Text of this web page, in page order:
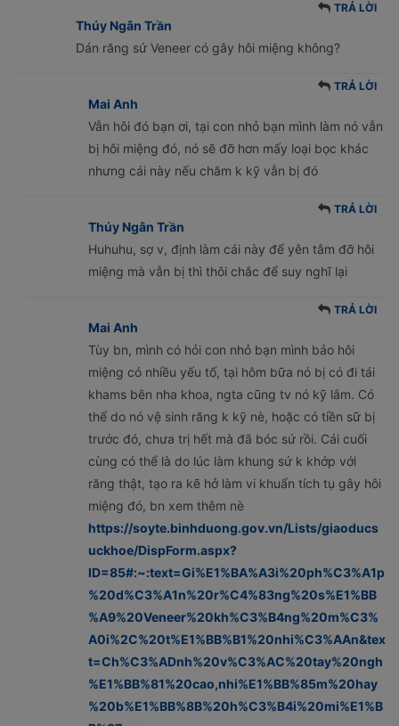
Thúy Ngân Trần
TRẢ LỜI
Dán răng sứ Veneer có gây hôi miệng không?
Mai Anh
TRẢ LỜI
Vẫn hôi đó bạn ơi, tại con nhỏ bạn mình làm nó vẫn
bị hôi miệng đó, nó sẽ đỡ hơn mấy loại bọc khác
nhưng cái này nếu chăm k kỹ vẫn bị đó
Thúy Ngân Trần
TRẢ LỜI
Huhuhu, sợ v, định làm cái này để yên tâm đỡ hôi
miệng mà vẫn bị thì thôi chắc để suy nghĩ lại
Mai Anh
TRẢ LỜI
Tùy bn, mình có hỏi con nhỏ bạn mình bảo hôi
miệng có nhiều yếu tố, tại hôm bữa nó bị có đi tái
khams bên nha khoa, ngta cũng tv nó kỹ lắm. Có
thể do nó vệ sinh răng k kỹ nè, hoặc có tiền sữ bị
trước đó, chưa trị hết mà đã bóc sứ rồi. Cái cuối
cùng có thể là do lúc làm khung sứ k khớp với
răng thật, tạo ra kẽ hở làm vi khuẩn tích tụ gây hôi
miệng đó, bn xem thêm nè
https://soyte.binhduong.gov.vn/Lists/giaoducs
uckhoe/DispForm.aspx?
ID=85#:~:text=Gi%E1%BA%A3i%20ph%C3%A1p
%20d%C3%A1n%20r%C4%83ng%20s%E1%BB
%A9%20Veneer%20kh%C3%B4ng%20m%C3%
A0i%2C%20t%E1%BB%B1%20nhi%C3%AAn&tex
t=Ch%C3%ADnh%20v%C3%AC%20tay%20ngh
%E1%BB%81%20cao,nhi%E1%BB%85m%20hay
%20b%E1%BB%8B%20h%C3%B4i%20mi%E1%B